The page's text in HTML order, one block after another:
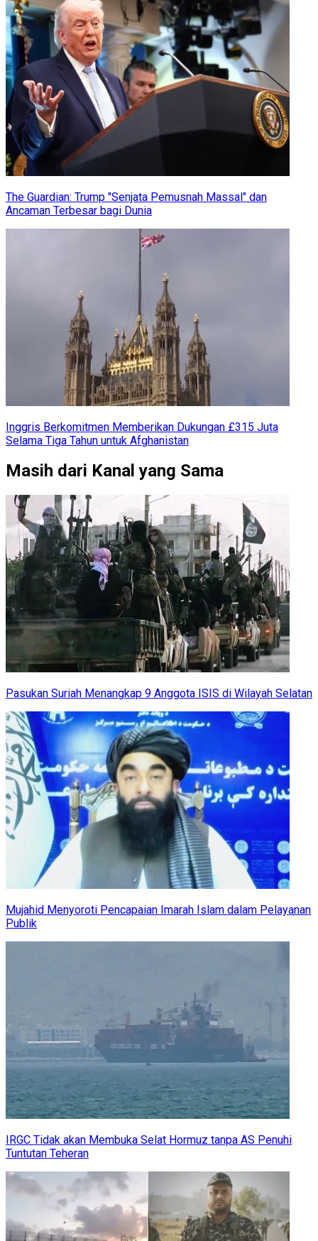
The Guardian: Trump "Senjata Pemusnah Massal" dan
Ancaman Terbesar bagi Dunia
Inggris Berkomitmen Memberikan Dukungan £315 Juta
Selama Tiga Tahun untuk Afghanistan
Masih dari Kanal yang Sama
Pasukan Suriah Menangkap 9 Anggota ISIS di Wilayah Selatan
Mujahid Menyoroti Pencapaian Imarah Islam dalam Pelayanan
Publik
IRGC Tidak akan Membuka Selat Hormuz tanpa AS Penuhi
Tuntutan Teheran